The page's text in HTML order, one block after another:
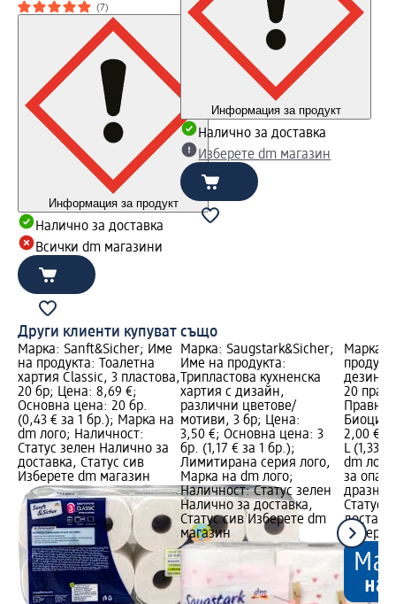
(7)
Информация за продукт
Налично за доставка
Всички dm магазини
Информация за продукт
Налично за доставка
Изберете dm магазин
Други клиенти купуват също
Марка: Sanft&Sicher; Име
на продукта: Тоалетна
хартия Classic, 3 пластова,
20 бр; Цена: 8,69 €;
Основна цена: 20 бр.
(0,43 € за 1 бр.); Марка на
dm лого; Наличност:
Статус зелен Налично за
доставка, Статус сив
Изберете dm магазин
Марка: Saugstark&Sicher;
Име на продукта:
Трипластова кухненска
хартия с дизайн,
различни цветове/
мотиви, 3 бр; Цена:
3,50 €; Основна цена: 3
бр. (1,17 € за 1 бр.);
Лимитирана серия лого,
Марка на dm лого;
Наличност: Статус зелен
Налично за доставка,
Статус сив Изберете dm
магазин
Марка:
20
Правна
2,00 €;
L (1,33
dm
за
Статус